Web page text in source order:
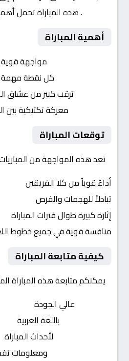
. هذه المباراة تحمل
أهمية المباراة
مواجهة
كل نقطة مهمة
ترقب كبير من عشاق
معركة تكتيكية بين
توقعات المباراة
تعد هذه المواجهة من المباريات المهمة في
أداءً قوياً من كلا الفريقين
تبادلاً للهجمات والفرص
إثارة كبيرة طوال فترات المباراة
منافسة قوية في جميع خطوط
كيفية متابعة المباراة
يمكنكم متابعة هذه المباراة
عالي الجودة
باللغة العربية
لأحداث المباراة
ومعلومات